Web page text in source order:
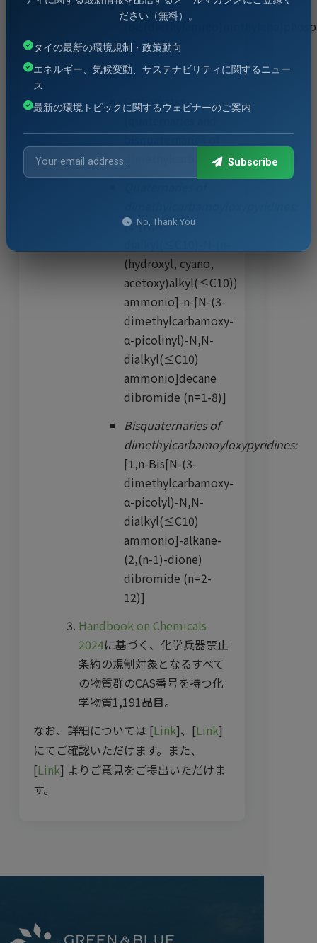
Methyl-
fluoridate
第16項：
Carbamates
bisquaternaries of
dimethylcarbamoyloxypyridines)
[1-[N,N-
(hydroxyl, cyano,
acetoxy)alkyl(≤C10))
ammonio]-n-[N-(3-
dimethylcarbamoxy-
α-picolinyl)-N,N-
dialkyl(≤C10)
ammonio]decane
dibromide (n=1-8)]
Bisquaternaries of
dimethylcarbamoyloxypyridines:
[1,n-Bis[N-(3-
dimethylcarbamoxy-
α-picolyl)-N,N-
dialkyl(≤C10)
ammonio]-alkane-
(2,(n-1)-dione)
dibromide (n=2-
12)]
Handbook on Chemicals
2024に基づく、化学兵器禁止
条約の規制対象となるすべて
の物質群のCAS番号を持つ化
学物質1,191品目。
なお、詳細については [Link]、[Link]
にてご確認いただけます。また、
[Link] よりご意見をご提出いただけま
す。
ださい（無料）。
タイの最新の環境規制・政策動向
エネルギー、気候変動、サステナビリティに関するニュー
ス
最新の環境トピックに関するウェビナーのご案内
Subscribe
No, Thank You